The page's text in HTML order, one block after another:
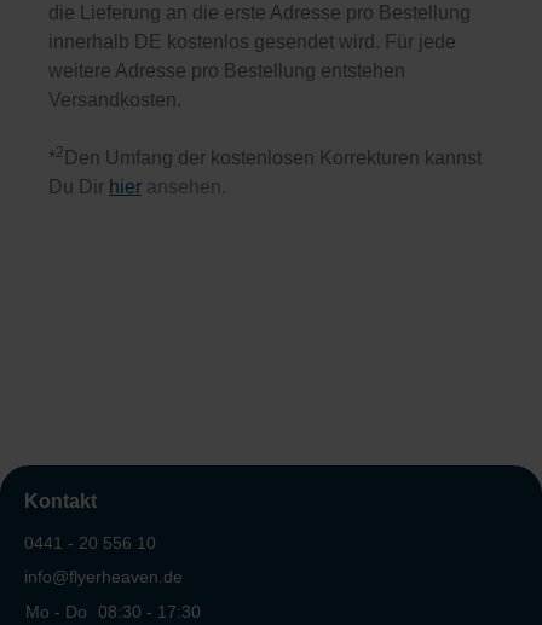
die Lieferung an die erste Adresse pro Bestellung
innerhalb DE kostenlos gesendet wird. Für jede
weitere Adresse pro Bestellung entstehen
Versandkosten.
*2 Den Umfang der kostenlosen Korrekturen kannst
Du Dir hier ansehen.
Kontakt
0441 - 20 556 10
info@flyerheaven.de
Mo - Do
08:30 - 17:30